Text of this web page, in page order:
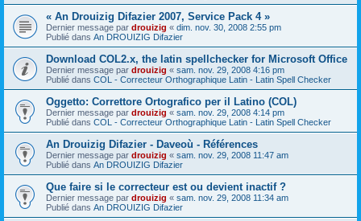
« An Drouizig Difazier 2007, Service Pack 4 »
Dernier message par drouizig « dim. nov. 30, 2008 2:55 pm
Publié dans An DROUIZIG Difazier
Download COL2.x, the latin spellchecker for Microsoft Office
Dernier message par drouizig « sam. nov. 29, 2008 4:16 pm
Publié dans COL - Correcteur Orthographique Latin - Latin Spell Checker
Oggetto: Correttore Ortografico per il Latino (COL)
Dernier message par drouizig « sam. nov. 29, 2008 4:14 pm
Publié dans COL - Correcteur Orthographique Latin - Latin Spell Checker
An Drouizig Difazier - Daveoù - Références
Dernier message par drouizig « sam. nov. 29, 2008 11:47 am
Publié dans An DROUIZIG Difazier
Que faire si le correcteur est ou devient inactif ?
Dernier message par drouizig « sam. nov. 29, 2008 11:34 am
Publié dans An DROUIZIG Difazier